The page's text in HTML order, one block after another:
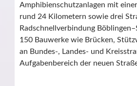
Amphibienschutzanlagen mit
rund 24 Kilometern sowie drei
Radschnellverbindung
150 Bauwerke wie Brücken,
an Bundes-, Landes- und
Aufgabenbereich der neuen